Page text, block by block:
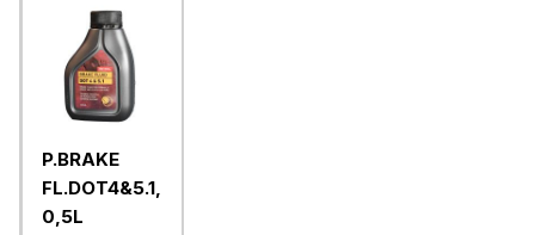
P.BRAKE
FL.DOT4&5.1,
0,5L